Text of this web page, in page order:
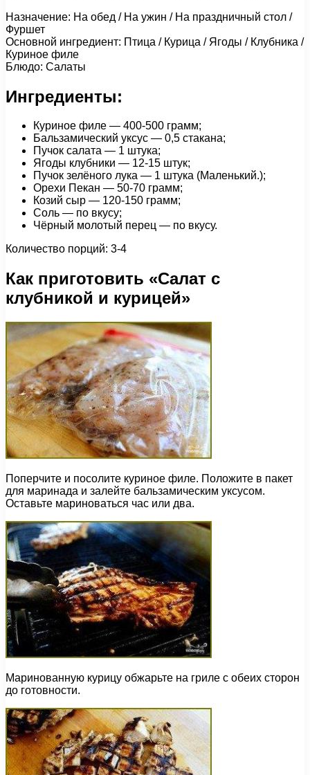
Назначение: На обед / На ужин / На праздничный стол /
Фуршет
Основной ингредиент: Птица / Курица / Ягоды / Клубника /
Куриное филе
Блюдо: Салаты
Ингредиенты:
Куриное филе — 400-500 грамм;
Бальзамический уксус — 0,5 стакана;
Пучок салата — 1 штука;
Ягоды клубники — 12-15 штук;
Пучок зелёного лука — 1 штука (Маленький.);
Орехи Пекан — 50-70 грамм;
Козий сыр — 120-150 грамм;
Соль — по вкусу;
Чёрный молотый перец — по вкусу.
Количество порций: 3-4
Как приготовить «Салат с
клубникой и курицей»
Поперчите и посолите куриное филе. Положите в пакет
для маринада и залейте бальзамическим уксусом.
Оставьте мариноваться час или два.
Маринованную курицу обжарьте на гриле с обеих сторон
до готовности.